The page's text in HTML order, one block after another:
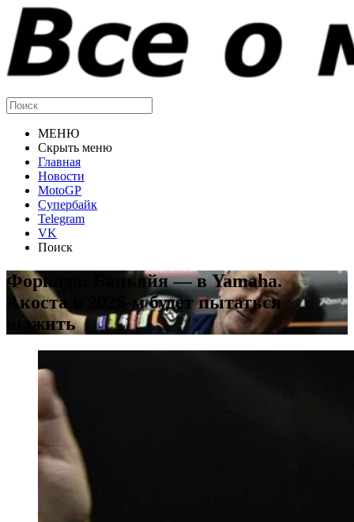
МЕНЮ
Скрыть меню
Главная
Новости
MotoGP
Супербайк
Telegram
VK
Поиск
Форкада: Баньяйя — в Yamaha.
Акоста в 2026-м будет пытаться
выжить